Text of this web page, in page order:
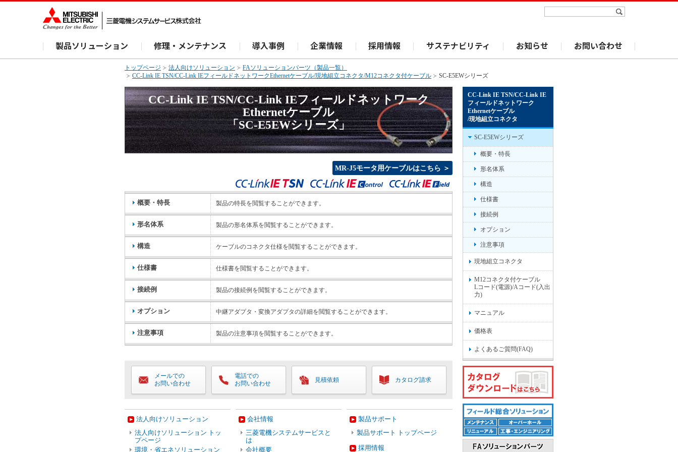
製品ソリューション 修理・メンテナンス 導入事例 企業情報 採用情報 サステナビリティ お知らせ お問い合わせ
トップページ 法人向けソリューション
FAソリューションパーツ（製品一覧）
CC-Link IE TSN/CC-Link IEフィールドネットワークEthernetケーブル/現地組立コネクタ/M12コネクタ付ケーブル
SC-E5EWシリーズ
CC-Link IE TSN/CC-Link IEフィールドネットワーク
Ethernetケーブル
「SC-E5EWシリーズ」
MR-J5モータ用ケーブルはこちら ＞
製品の特長を閲覧することができます。
概要・特長
製品の形名体系を閲覧することができます。
形名体系
ケーブルのコネクタ仕様を閲覧することができます。
構造
仕様書を閲覧することができます。
仕様書
製品の接続例を閲覧することができます。
接続例
中継アダプタ・変換アダプタの詳細を閲覧することができます。
オプション
製品の注意事項を閲覧することができます。
注意事項
メールでの
お問い合わせ
電話での
お問い合わせ
見積依頼 カタログ請求
法人向けソリューション
法人向けソリューション トッ
プページ
環境・省エネソリューション
会社情報
三菱電機システムサービスと
は
会社概要
製品サポート
製品サポート トップページ
採用情報
CC-Link IE TSN/CC-Link IE
フィールドネットワーク
Ethernetケーブル
/現地組立コネクタ
SC-E5EWシリーズ
概要・特長
形名体系
構造
仕様書
接続例
オプション
注意事項
現地組立コネクタ
M12コネクタ付ケーブル
Lコード(電源)/Aコード(入出
力)
マニュアル
価格表
よくあるご質問(FAQ)